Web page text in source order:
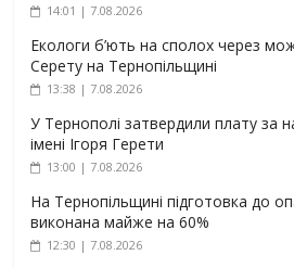
14:01 | 7.08.2026
Екологи б’ють на сполох через
Серету на Тернопільщині
13:38 | 7.08.2026
У Тернополі затвердили плату за
імені Ігоря Герети
13:00 | 7.08.2026
На Тернопільщині підготовка до
виконана майже на 60%
12:30 | 7.08.2026